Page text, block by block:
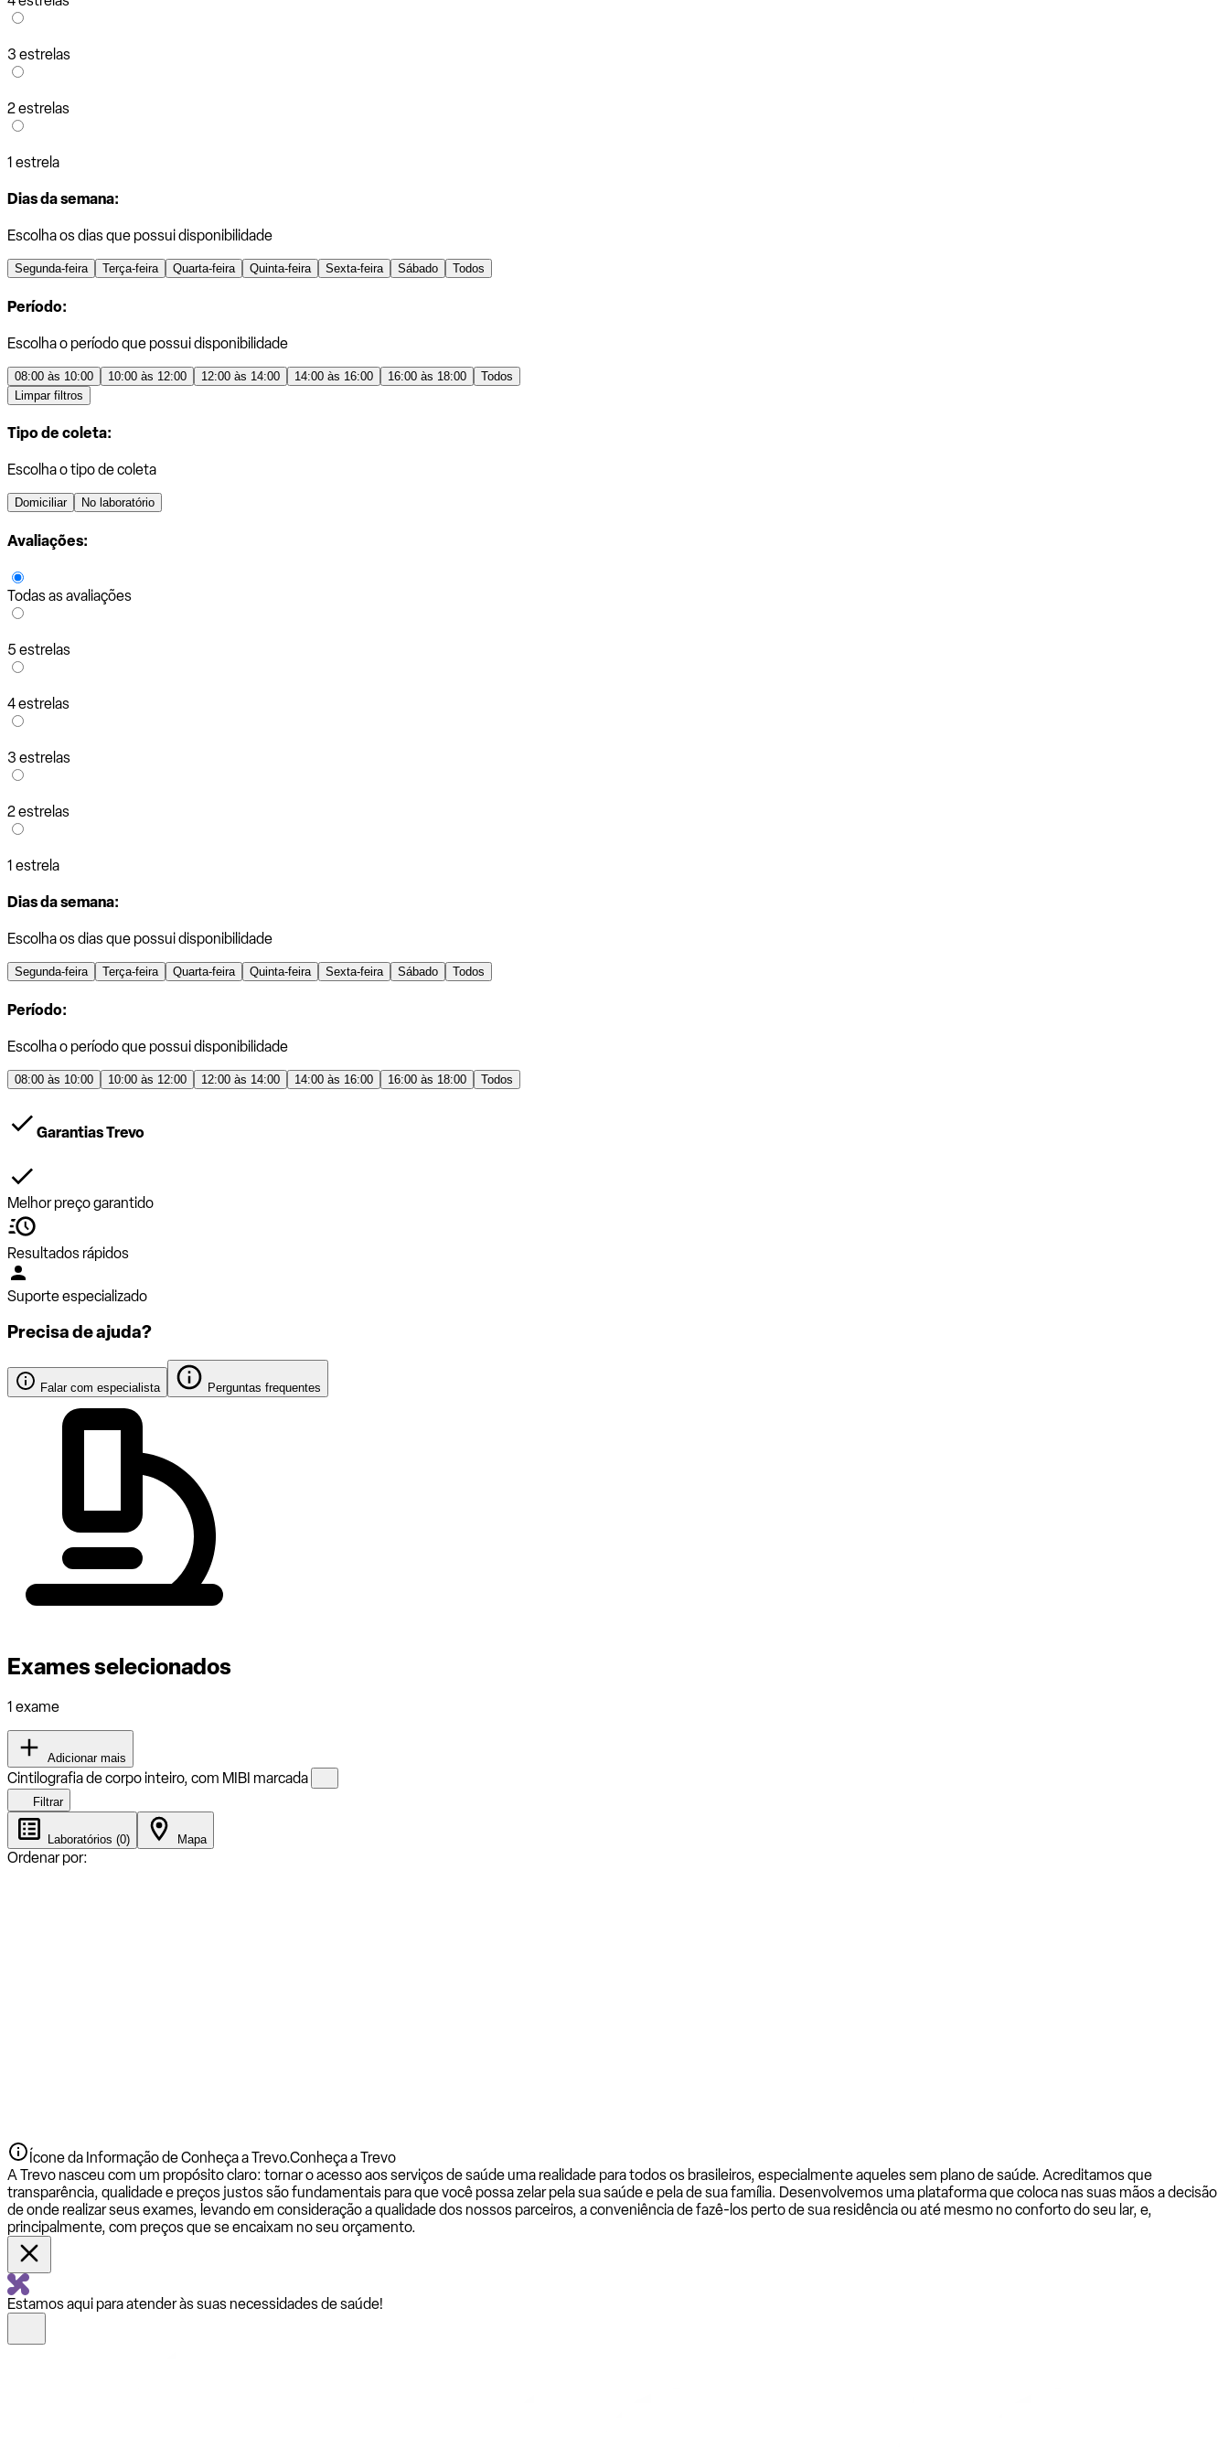
3 estrelas
2 estrelas
1 estrela
Dias da semana:
Escolha os dias que possui disponibilidade
Segunda-feira Terça-feira Quarta-feira Quinta-feira Sexta-feira Sábado Todos
Período:
Escolha o período que possui disponibilidade
08:00 às 10:00 10:00 às 12:00 12:00 às 14:00 14:00 às 16:00 16:00 às 18:00
Todos
Limpar filtros
Tipo de coleta:
Escolha o tipo de coleta
Domiciliar No laboratório
Avaliações:
Todas as avaliações
5 estrelas
4 estrelas
3 estrelas
2 estrelas
1 estrela
Dias da semana:
Escolha os dias que possui disponibilidade
Segunda-feira Terça-feira Quarta-feira Quinta-feira Sexta-feira Sábado Todos
Período:
Escolha o período que possui disponibilidade
08:00 às 10:00 10:00 às 12:00 12:00 às 14:00 14:00 às 16:00 16:00 às 18:00 Todos
Garantias Trevo
Melhor preço garantido
Resultados rápidos
Suporte especializado
Precisa de ajuda?
Falar com especialista Perguntas frequentes
Exames selecionados
1 exame
Adicionar mais
Cintilografia de corpo inteiro, com MIBI marcada
Filtrar
Laboratórios (0) Mapa
Ordenar por:
Ícone da Informação de Conheça a Trevo.Conheça a Trevo
A Trevo nasceu com um propósito claro: tornar o acesso aos serviços de saúde uma realidade para todos os brasileiros, especialmente aqueles sem plano de saúde. Acreditamos que
transparência, qualidade e preços justos são fundamentais para que você possa zelar pela sua saúde e pela de sua família. Desenvolvemos uma plataforma que coloca nas suas mãos a decisão
de onde realizar seus exames, levando em consideração a qualidade dos nossos parceiros, a conveniência de fazê-los perto de sua residência ou até mesmo no conforto do seu lar, e,
principalmente, com preços que se encaixam no seu orçamento.
Estamos aqui para atender às suas necessidades de saúde!